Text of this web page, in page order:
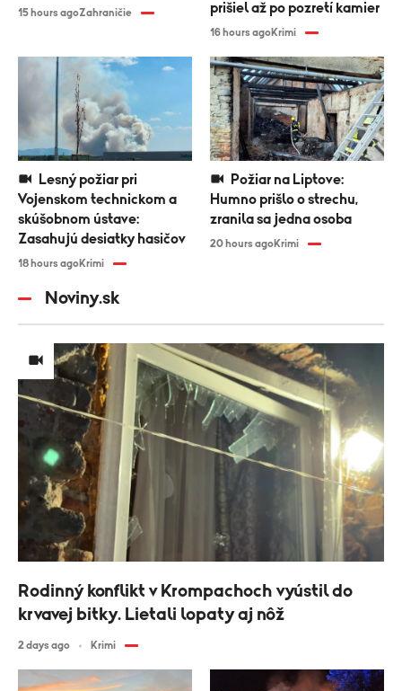
15 hours agoZahraničie
prišiel až po pozretí kamier
16 hours agoKrimi
Vojenskom technickom a
skúšobnom ústave:
Zasahujú desiatky hasičov
18 hours agoKrimi
Humno prišlo o strechu,
zranila sa jedna osoba
20 hours agoKrimi
Noviny.sk
Rodinný konflikt v Krompachoch vyústil do
krvavej bitky. Lietali lopaty aj nôž
2 days ago Krimi